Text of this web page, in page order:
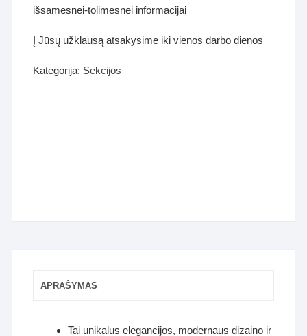
išsamesnei-tolimesnei informacijai
Į Jūsų užklausą atsakysime iki vienos darbo dienos
Kategorija: Sekcijos
APRAŠYMAS
Tai unikalus elegancijos, modernaus dizaino ir